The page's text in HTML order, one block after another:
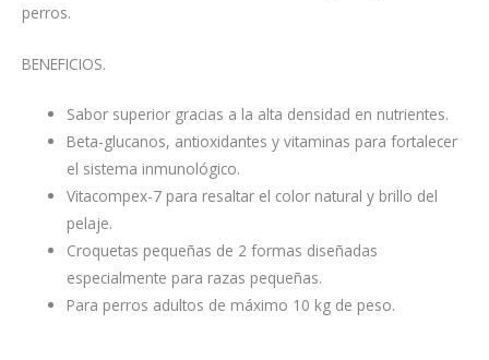
perros.
BENEFICIOS.
Sabor superior gracias a la alta densidad en nutrientes.
Beta-glucanos, antioxidantes y vitaminas para fortalecer
el sistema inmunológico.
Vitacompex-7 para resaltar el color natural y brillo del
pelaje.
Croquetas pequeñas de 2 formas diseñadas
especialmente para razas pequeñas.
Para perros adultos de máximo 10 kg de peso.